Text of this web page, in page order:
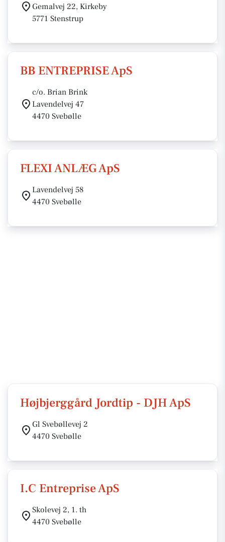
Gemalvej 22, Kirkeby
5771 Stenstrup
BB ENTREPRISE ApS
c/o. Brian Brink
Lavendelvej 47
4470 Svebølle
FLEXI ANLÆG ApS
Lavendelvej 58
4470 Svebølle
Højbjerggård Jordtip - DJH ApS
Gl Svebøllevej 2
4470 Svebølle
I.C Entreprise ApS
Skolevej 2, 1. th
4470 Svebølle